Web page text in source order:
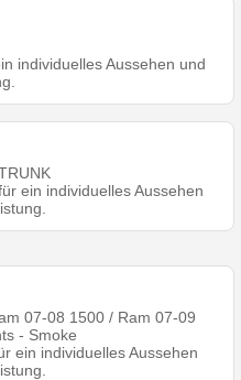
individuelles Aussehen und
ein individuelles Aussehen
07-08 1500 / Ram 07-09
- Smoke
ein individuelles Aussehen